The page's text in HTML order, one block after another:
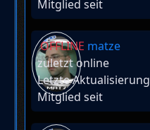
Mitglied seit
OFFLINE matze
zuletzt online
Letzte Aktualisierung
Mitglied seit